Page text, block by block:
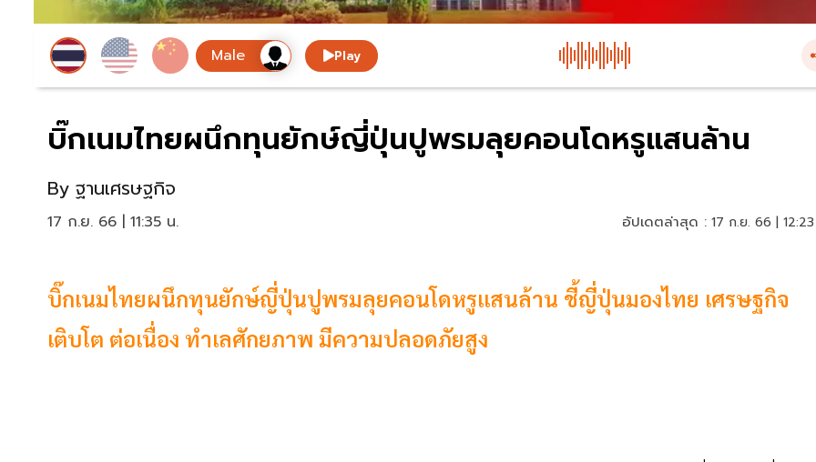
Play
บิ๊กเนมไทยผนึกทุนยักษ์ญี่ปุ่นปูพรมลุยคอนโดหรูแสนล้าน
By ฐานเศรษฐกิจ
17 ก.ย. 66 | 11:35 น. อัปเดตล่าสุด : 17 ก.ย. 66 |
บิ๊กเนมไทยผนึกทุนยักษ์ญี่ปุ่นปูพรมลุยคอนโดหรูแสนล้าน ชี้ญี่ปุ่นมองไทย เศรษฐกิจ
เติบโต ต่อเนื่อง ทำเลศักยภาพ มีความปลอดภัยสูง